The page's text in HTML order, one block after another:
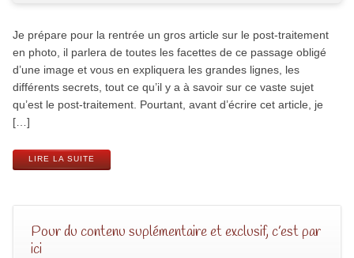
Je prépare pour la rentrée un gros article sur le post-traitement
en photo, il parlera de toutes les facettes de ce passage obligé
d’une image et vous en expliquera les grandes lignes, les
différents secrets, tout ce qu’il y a à savoir sur ce vaste sujet
qu’est le post-traitement. Pourtant, avant d’écrire cet article, je
[…]
LIRE LA SUITE
Pour du contenu suplémentaire et exclusif, c’est par
ici